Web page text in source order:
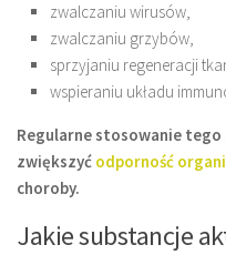
zwalczaniu wirusów,
zwalczaniu grzybów,
sprzyjaniu regeneracji
wspieraniu układu
Regularne stosowanie
zwiększyć odporność
choroby.
Jakie substancje